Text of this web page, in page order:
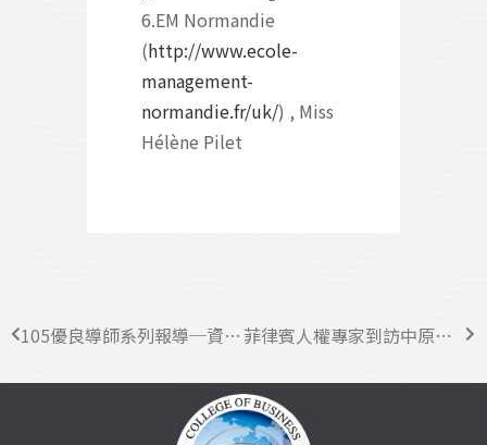
6.EM Normandie
(http://www.ecole-
management-
normandie.fr/uk/) , Miss
Hélène Pilet
105優良導師系列報導─資管系林斯寅：相信自己，每個人都是獨一無二！ 菲律賓人權專家到訪中原大學